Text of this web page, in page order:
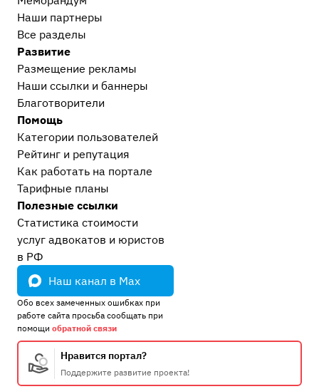
Наши партнеры
Все разделы
Развитие
Размещение рекламы
Наши ссылки и баннеры
Благотворители
Помощь
Категории пользователей
Рейтинг и репутация
Как работать на портале
Тарифные планы
Полезные ссылки
Статистика стоимости
услуг адвокатов и юристов
в РФ
Наш канал в Max
Обо всех замеченных ошибках при
работе сайта просьба сообщать при
помощи обратной связи
Нравится портал?
Поддержите развитие проекта!